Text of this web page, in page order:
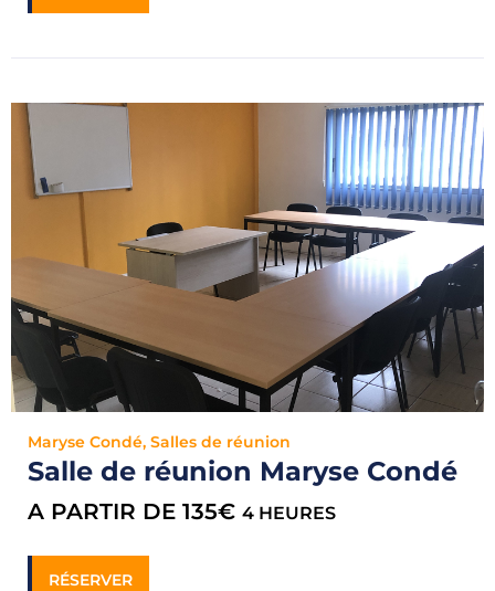
Maryse Condé, Salles de réunion
Salle de réunion Maryse Condé
A PARTIR DE 135€ 4 HEURES
RÉSERVER